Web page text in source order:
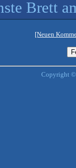
Brett
[Neuen
Copyright ©